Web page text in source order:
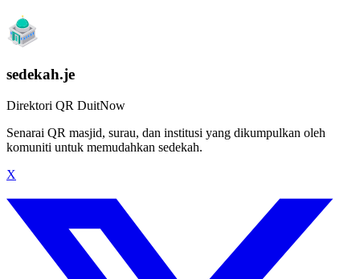
sedekah.je
Direktori QR DuitNow
Senarai QR masjid, surau, dan institusi yang dikumpulkan oleh
komuniti untuk memudahkan sedekah.
X